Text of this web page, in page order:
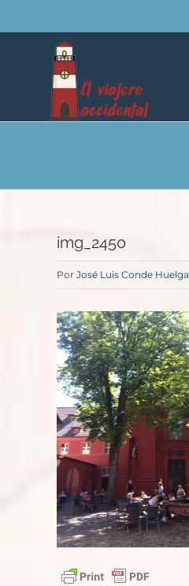
al
contenido
img_2450
Por José Luis Conde Huelga